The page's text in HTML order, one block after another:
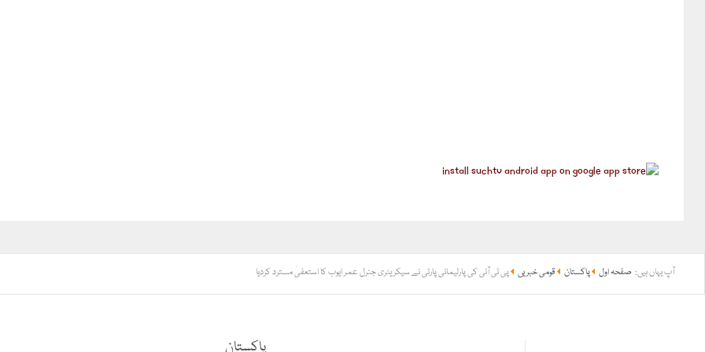
آپ یہاں ہیں: صفحہ اول پاکستان قومی خبریں پی ٹی آئی کی پارلیمانی پارٹی نے سیکریٹری جنرل عمر ایوب کا استعفیٰ مسترد کردیا
پاکستان